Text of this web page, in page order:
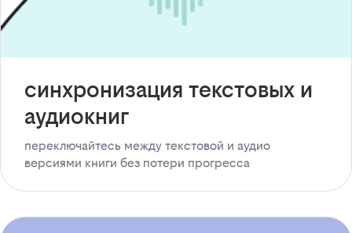
синхронизация текстовых и
аудиокниг
переключайтесь между текстовой и аудио
версиями книги без потери прогресса